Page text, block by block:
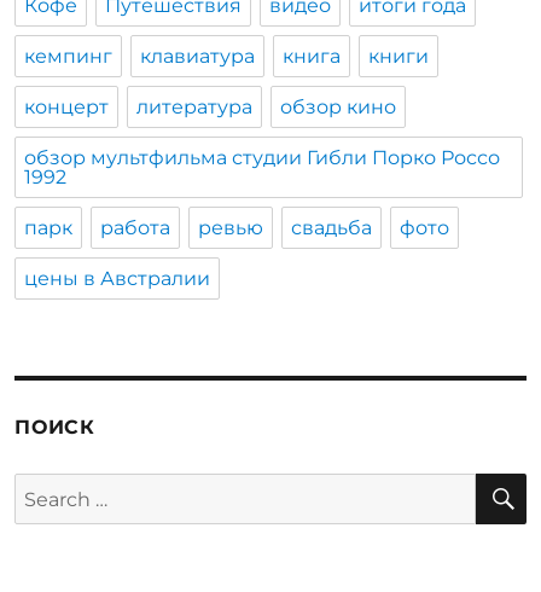
Кофе Путешествия видео итоги года
кемпинг клавиатура книга книги
концерт литература обзор кино
обзор мультфильма студии Гибли Порко Россо
1992
парк работа ревью свадьба фото
цены в Австралии
ПОИСК
Search
for: